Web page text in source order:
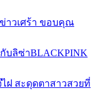
ข่าวเศร้า ขอบคุณ
บลิซ่าBLACKPINK
ฝ สะดุดตาสาวสวยที่